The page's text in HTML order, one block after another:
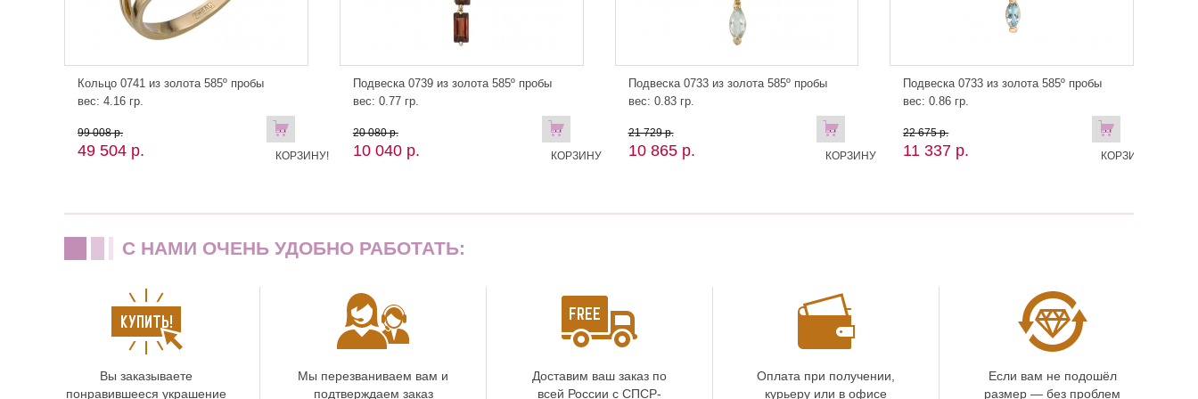
Кольцо 0741 из золота 585º пробы
вес: 4.16 гр.
99 008 р.
49 504 р.
В
КОРЗИНУ!
Подвеска 0739 из золота 585º пробы
вес: 0.77 гр.
20 080 р.
10 040 р.
В
КОРЗИНУ
Подвеска 0733 из золота 585º пробы
вес: 0.83 гр.
21 729 р.
10 865 р.
В
КОРЗИНУ
Подвеска 0733 из золота 585º пробы
вес: 0.86 гр.
22 675 р.
11 337 р.
В
КОРЗИНУ
C НАМИ ОЧЕНЬ УДОБНО РАБОТАТЬ:
Вы заказываете
понравившееся украшение
Мы перезваниваем вам и
подтверждаем заказ
Доставим ваш заказ по
всей России с СПСР-
Оплата при получении,
курьеру или в офисе
Если вам не подошёл
размер — без проблем